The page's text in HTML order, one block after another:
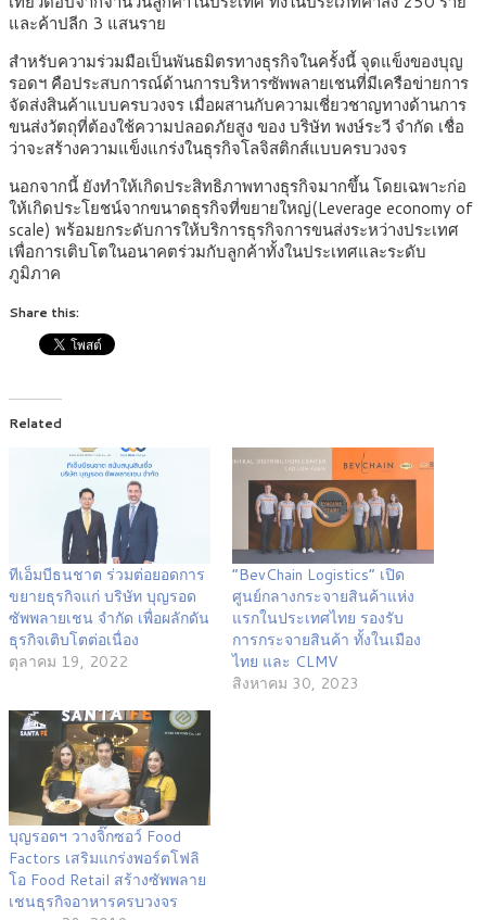
และค้าปลีก 3 แสนราย
สำหรับความร่วมมือเป็นพันธมิตรทางธุรกิจในครั้งนี้ จุดแข็งของบุญ
รอดฯ คือประสบการณ์ด้านการบริหารซัพพลายเชนที่มีเครือข่ายการ
จัดส่งสินค้าแบบครบวงจร เมื่อผสานกับความเชี่ยวชาญทางด้านการ
ขนส่งวัตถุที่ต้องใช้ความปลอดภัยสูง ของ บริษัท พงษ์ระวี จำกัด เชื่อ
ว่าจะสร้างความแข็งแกร่งในธุรกิจโลจิสติกส์แบบครบวงจร
นอกจากนี้ ยังทำให้เกิดประสิทธิภาพทางธุรกิจมากขึ้น โดยเฉพาะก่อ
ให้เกิดประโยชน์จากขนาดธุรกิจที่ขยายใหญ่(Leverage economy of
scale) พร้อมยกระดับการให้บริการธุรกิจการขนส่งระหว่างประเทศ
เพื่อการเติบโตในอนาคตร่วมกับลูกค้าทั้งในประเทศและระดับ
ภูมิภาค
Share this:
Related
ทีเอ็มบีธนชาต ร่วมต่อยอดการ
ขยายธุรกิจแก่ บริษัท บุญรอด
ซัพพลายเชน จำกัด เพื่อผลักดัน
ธุรกิจเติบโตต่อเนื่อง
ตุลาคม 19, 2022
“BevChain Logistics” เปิด
ศูนย์กลางกระจายสินค้าแห่ง
แรกในประเทศไทย รองรับ
การกระจายสินค้า ทั้งในเมือง
ไทย และ CLMV
สิงหาคม 30, 2023
บุญรอดฯ วางจิ๊กซอว์ Food
Factors เสริมแกร่งพอร์ตโฟลิ
โอ Food Retail สร้างซัพพลาย
เชนธุรกิจอาหารครบวงจร